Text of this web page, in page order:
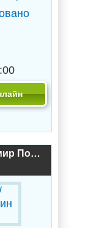
Русич. Колонист / Владимир Поселягин (2)